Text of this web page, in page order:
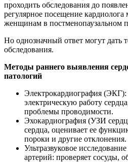
проходить обследования до
регулярное посещение
женщинам в постменопаузальном
Но однозначный ответ могут дать
обследования.
Методы раннего выявления
патологий
Электрокардиография (ЭКГ):
электрическую работу
проблемы проводимости.
Эхокардиография (УЗИ
сердца, оценивает ее
пороки и другие отклонения.
Ультразвуковое
артерий: проверяет сосуды,